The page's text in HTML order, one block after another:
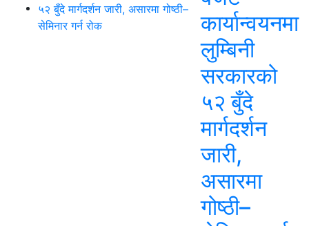
कार्यान्वयनमा
लुम्बिनी
सरकारको
५२ बुँदे
मार्गदर्शन
जारी,
असारमा
गोष्ठी–